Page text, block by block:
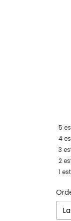
5
4
3
2
1